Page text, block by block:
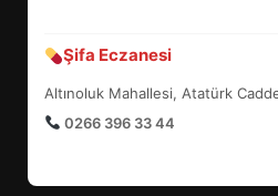
Şifa Eczanesi
Altınoluk Mahallesi, Atatürk
0266 396 33 44
7
YENİ
ŞEKİLLENDİ?
HAREKETE